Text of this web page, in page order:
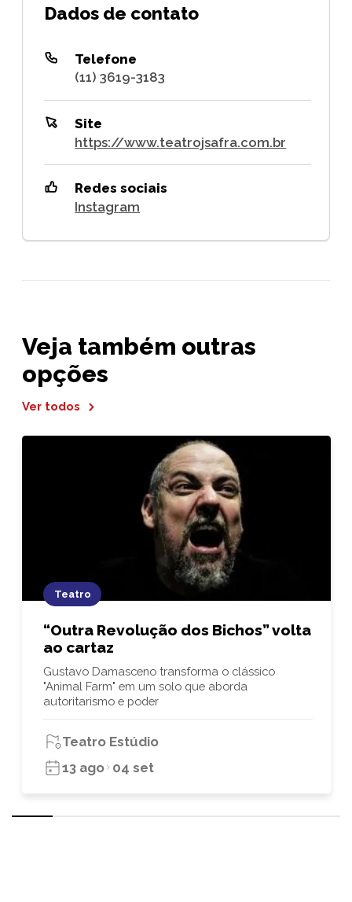
Dados de contato
Telefone
(11) 3619-3183
Site
https://www.teatrojsafra.com.br
Redes sociais
Instagram
Veja também outras
opções
Ver todos
Teatro
“Outra Revolução dos Bichos” volta
ao cartaz
Gustavo Damasceno transforma o clássico
"Animal Farm" em um solo que aborda
autoritarismo e poder
Teatro Estúdio
13 ago 04 set